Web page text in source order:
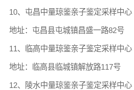
10、屯昌中量琼鉴亲子鉴定采样中心
地址：屯昌县屯城镇昌盛一路82号
11、临高中量琼鉴亲子鉴定采样中心
地址：临高县临城镇解放路117号
12、陵水中量琼鉴亲子鉴定采样中心